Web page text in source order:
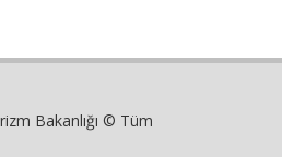
Bakanlığı © Tüm